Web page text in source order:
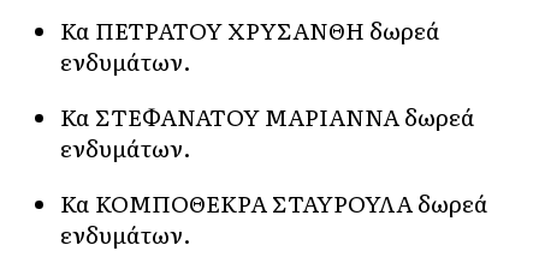
Κα ΠΕΤΡΑΤΟΥ ΧΡΥΣΑΝΘΗ δωρεά
ενδυμάτων.
Κα ΣΤΕΦΑΝΑΤΟΥ ΜΑΡΙΑΝΝΑ δωρεά
ενδυμάτων.
Κα ΚΟΜΠΟΘΕΚΡΑ ΣΤΑΥΡΟΥΛΑ δωρεά
ενδυμάτων.